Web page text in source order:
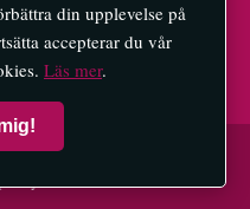
— All rights reserved.
din upplevelse på
accepterar du vår
Läs mer.